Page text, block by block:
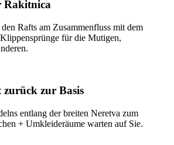
Rakitnica
Rafts am Zusammenfluss mit dem
für die Mutigen,
zur Basis
entlang der breiten Neretva zum
+ Umkleideräume warten auf Sie.